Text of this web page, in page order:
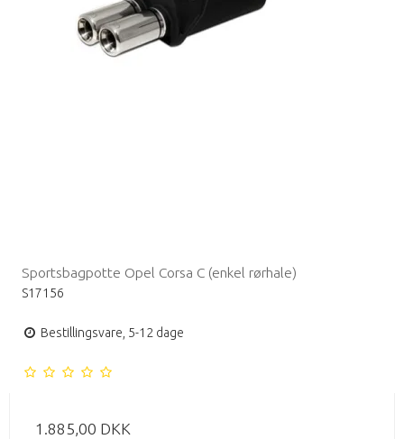
Sportsbagpotte Opel Corsa C (enkel rørhale)
S17156
Bestillingsvare, 5-12 dage
1.885,00 DKK